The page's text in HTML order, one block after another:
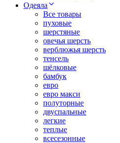
Одеяла
Все товары
пуховые
шерстяные
овечья шерсть
верблюжья шерсть
тенсель
шёлковые
бамбук
евро
евро макси
полуторные
двуспальные
легкие
теплые
всесезонные